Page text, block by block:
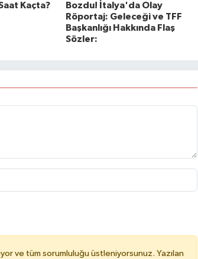
Kaçta?
Bozdu! İtalya'da Olay
Röportaj: Geleceği ve TFF
Başkanlığı Hakkında Flaş
Sözler:
ve tüm sorumluluğu üstleniyorsunuz. Yazılan